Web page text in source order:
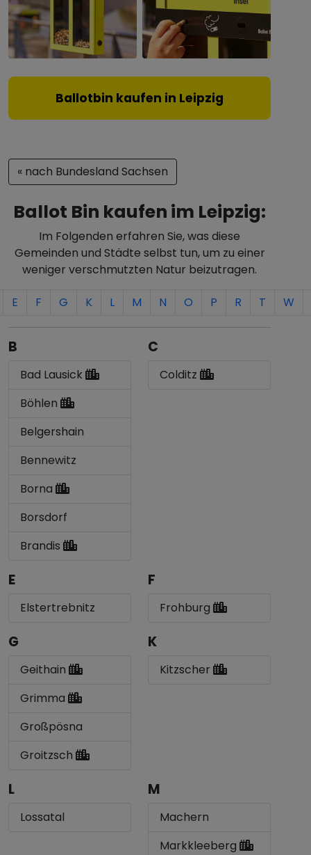
Ballotbin kaufen in Leipzig
« nach Bundesland Sachsen
Ballot Bin kaufen im Leipzig:
Im Folgenden erfahren Sie, was diese
Gemeinden und Städte selbst tun, um zu einer
weniger verschmutzten Natur beizutragen.
E F G K L M N O P R T W
B
Bad Lausick
Böhlen
Belgershain
Bennewitz
Borna
Borsdorf
Brandis
C
Colditz
E
Elstertrebnitz
F
Frohburg
G
Geithain
Grimma
Großpösna
Groitzsch
K
Kitzscher
L
Lossatal
M
Machern
Markkleeberg